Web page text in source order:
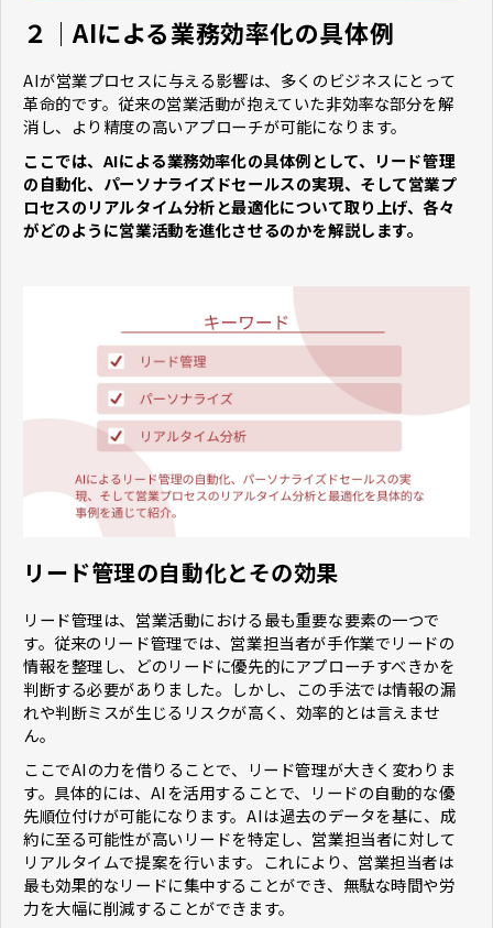
２｜AIによる業務効率化の具体例
AIが営業プロセスに与える影響は、多くのビジネスにとって
革命的です。従来の営業活動が抱えていた非効率な部分を解
消し、より精度の高いアプローチが可能になります。
ここでは、AIによる業務効率化の具体例として、リード管理
の自動化、パーソナライズドセールスの実現、そして営業プ
ロセスのリアルタイム分析と最適化について取り上げ、各々
がどのように営業活動を進化させるのかを解説します。
リード管理の自動化とその効果
リード管理は、営業活動における最も重要な要素の一つで
す。従来のリード管理では、営業担当者が手作業でリードの
情報を整理し、どのリードに優先的にアプローチすべきかを
判断する必要がありました。しかし、この手法では情報の漏
れや判断ミスが生じるリスクが高く、効率的とは言えませ
ん。
ここでAIの力を借りることで、リード管理が大きく変わりま
す。具体的には、AIを活用することで、リードの自動的な優
先順位付けが可能になります。AIは過去のデータを基に、成
約に至る可能性が高いリードを特定し、営業担当者に対して
リアルタイムで提案を行います。これにより、営業担当者は
最も効果的なリードに集中することができ、無駄な時間や労
力を大幅に削減することができます。